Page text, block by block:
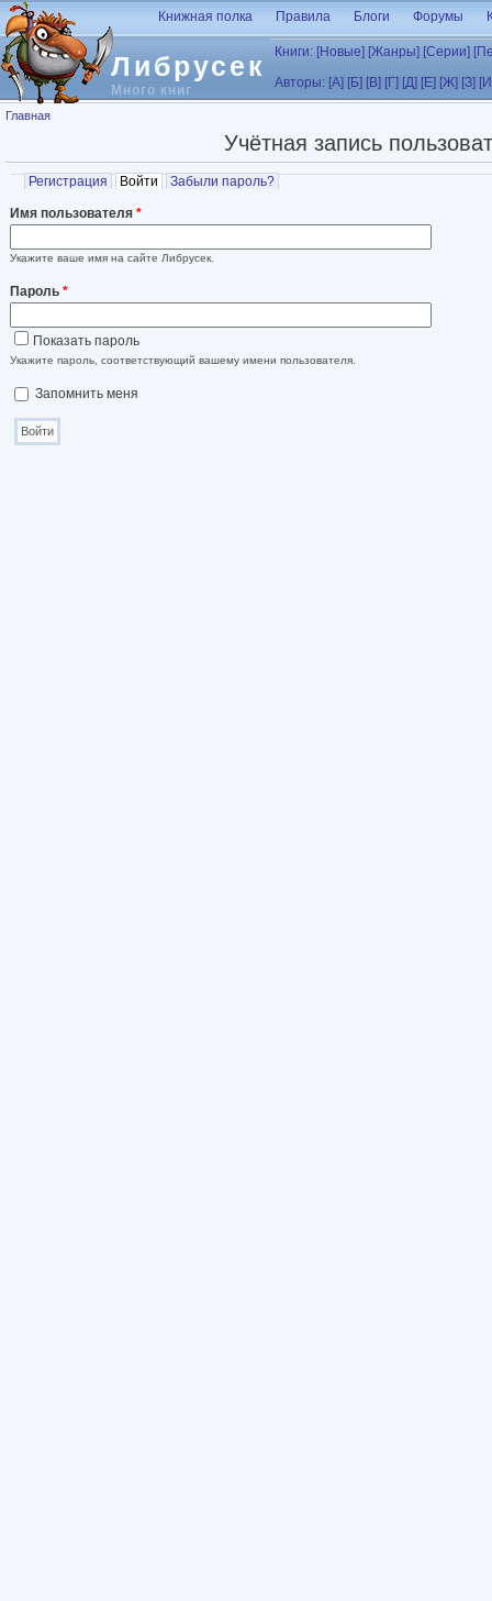
Перейти к основному содержанию
Либрусек
Много книг
Книжная полка Правила Блоги Форумы
Книги: [Новые] [Жанры] [Серии]
Авторы: [А] [Б] [В] [Г] [Д] [Е] [Ж] [З]
Вы здесь
Главная
Учётная запись
Главные вкладки
Регистрация Войти (активная вкладка)
Забыли пароль?
Имя пользователя *
Укажите ваше имя на сайте Либрусек.
Пароль *
Показать пароль
Укажите пароль, соответствующий вашему имени пользователя.
Запомнить меня